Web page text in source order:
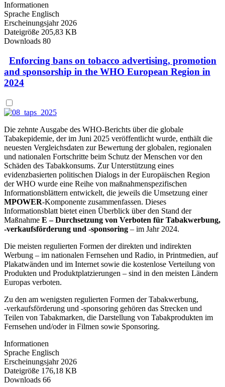
Informationen
Sprache Englisch
Erscheinungsjahr 2026
Dateigröße 205,83 KB
Downloads 80
Enforcing bans on tobacco advertising, promotion
and sponsorship in the WHO European Region in
2024
Die zehnte Ausgabe des WHO-Berichts über die globale
Tabakepidemie, der im Juni 2025 veröffentlicht wurde, enthält die
neuesten Vergleichsdaten zur Bewertung der globalen, regionalen
und nationalen Fortschritte beim Schutz der Menschen vor den
Schäden des Tabakkonsums. Zur Unterstützung eines
evidenzbasierten politischen Dialogs in der Europäischen Region
der WHO wurde eine Reihe von maßnahmenspezifischen
Informationsblättern entwickelt, die jeweils die Umsetzung einer
MPOWER-Komponente zusammenfassen. Dieses
Informationsblatt bietet einen Überblick über den Stand der
Maßnahme E – Durchsetzung von Verboten für Tabakwerbung,
‑verkaufsförderung und ‑sponsoring – im Jahr 2024.
Die meisten regulierten Formen der direkten und indirekten
Werbung – im nationalen Fernsehen und Radio, in Printmedien, auf
Plakatwänden und im Internet sowie die kostenlose Verteilung von
Produkten und Produktplatzierungen – sind in den meisten Ländern
Europas verboten.
Zu den am wenigsten regulierten Formen der Tabakwerbung,
‑verkaufsförderung und ‑sponsoring gehören das Strecken und
Teilen von Tabakmarken, die Darstellung von Tabakprodukten im
Fernsehen und/oder in Filmen sowie Sponsoring.
Informationen
Sprache Englisch
Erscheinungsjahr 2026
Dateigröße 176,18 KB
Downloads 66